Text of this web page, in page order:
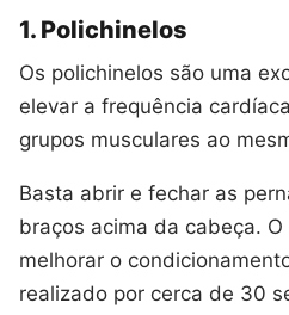
1. Polichinelos
Os polichinelos são uma
elevar a frequência
grupos musculares ao
Basta abrir e fechar as
braços acima da cabeça.
melhorar o
realizado por cerca de 30